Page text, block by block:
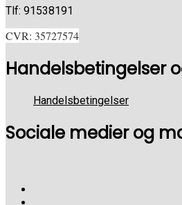
Tlf: 91538191
CVR: 35727574
Handelsbetingelser
Handelsbetingelser
Sociale medier og